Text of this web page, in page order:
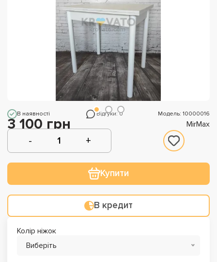
В наявності Відгуки: 0 Модель: 10000016
3 100 грн MirMax
Купити
В кредит
Колір ніжок
Виберіть